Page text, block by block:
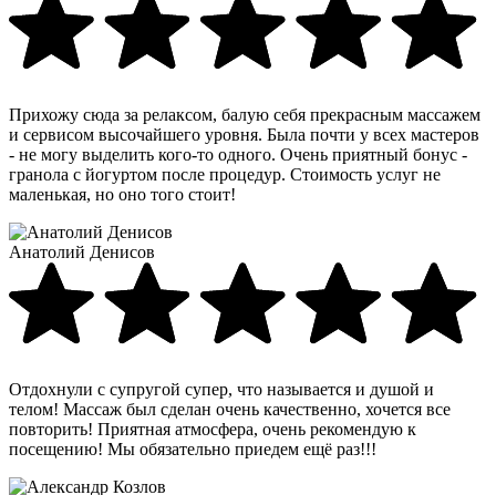
Прихожу сюда за релаксом, балую себя прекрасным массажем
и сервисом высочайшего уровня. Была почти у всех мастеров
- не могу выделить кого-то одного. Очень приятный бонус -
гранола с йогуртом после процедур. Стоимость услуг не
маленькая, но оно того стоит!
Анатолий Денисов
Отдохнули с супругой супер, что называется и душой и
телом! Массаж был сделан очень качественно, хочется все
повторить! Приятная атмосфера, очень рекомендую к
посещению! Мы обязательно приедем ещё раз!!!